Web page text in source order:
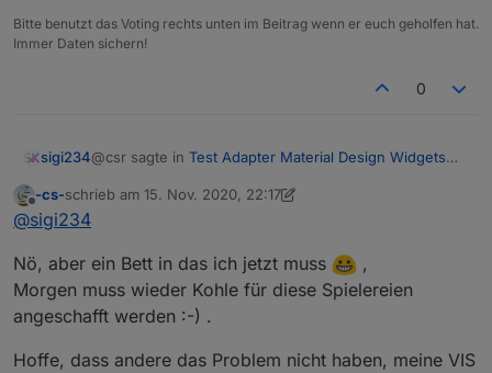
Bitte benutzt das Voting rechts unten im Beitrag wenn er euch geholfen hat.
Immer Daten sichern!
0
sigi234@csr sagte in Test Adapter Material Design Widgets
sigi234 sagte in
Test Adapter Material Design
Widgets v0.3.x :
Ok, sehr komisch. Hast du TeamViewer?
Offline
-cs-schrieb am 15. Nov. 2020, 22:17
zuletzt editiert von -cs-
@sigi234
Nö, aber ein Bett in das ich jetzt muss
,
Morgen muss wieder Kohle für diese Spielereien
angeschafft werden :-) .
Hoffe, dass andere das Problem nicht haben, meine VIS